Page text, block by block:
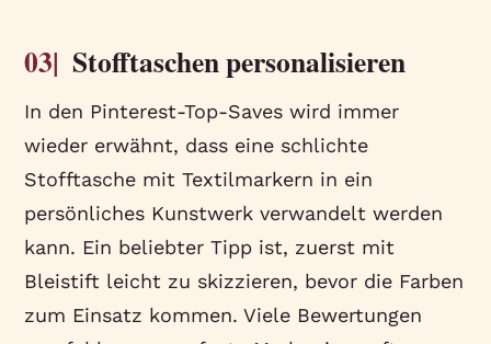
03| Stofftaschen personalisieren
In den Pinterest-Top-Saves wird immer
wieder erwähnt, dass eine schlichte
Stofftasche mit Textilmarkern in ein
persönliches Kunstwerk verwandelt werden
kann. Ein beliebter Tipp ist, zuerst mit
Bleistift leicht zu skizzieren, bevor die Farben
zum Einsatz kommen. Viele Bewertungen